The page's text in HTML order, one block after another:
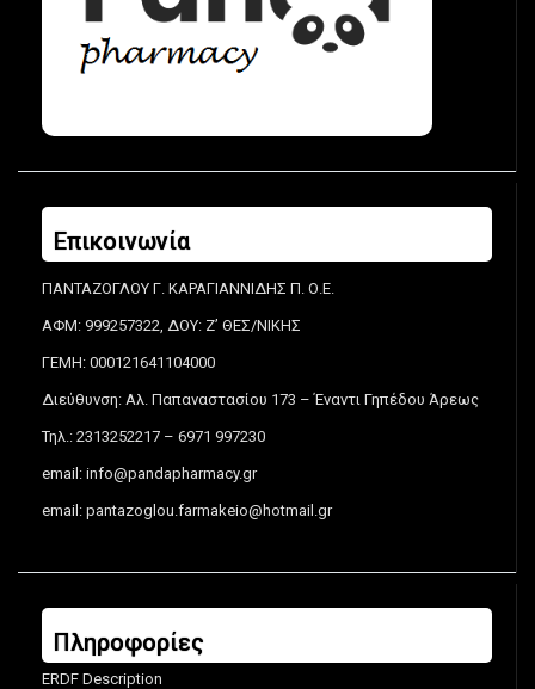
Επικοινωνία
ΠΑΝΤΑΖΟΓΛΟΥ Γ. ΚΑΡΑΓΙΑΝΝΙΔΗΣ Π. Ο.Ε.
ΑΦΜ: 999257322, ΔΟΥ: Ζ’ ΘΕΣ/ΝΙΚΗΣ
ΓΕΜΗ: 000121641104000
Διεύθυνση: Αλ. Παπαναστασίου 173 – Έναντι Γηπέδου Άρεως
Τηλ.: 2313252217 – 6971 997230
email: info@pandapharmacy.gr
email: pantazoglou.farmakeio@hotmail.gr
Πληροφορίες
ERDF Description